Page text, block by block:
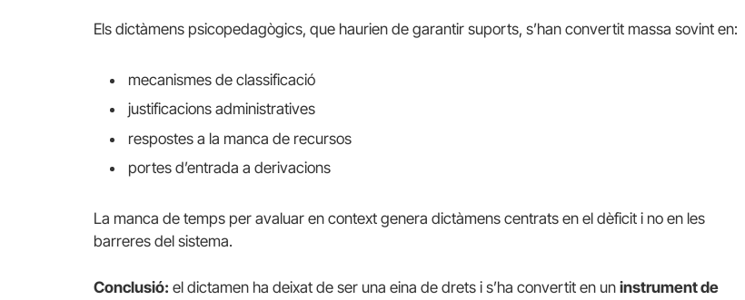
Els dictàmens psicopedagògics, que haurien de garantir suports, s’han convertit massa sovint en:
mecanismes de classificació
justificacions administratives
respostes a la manca de recursos
portes d’entrada a derivacions
La manca de temps per avaluar en context genera dictàmens centrats en el dèficit i no en les
barreres del sistema.
Conclusió: el dictamen ha deixat de ser una eina de drets i s’ha convertit en un instrument de